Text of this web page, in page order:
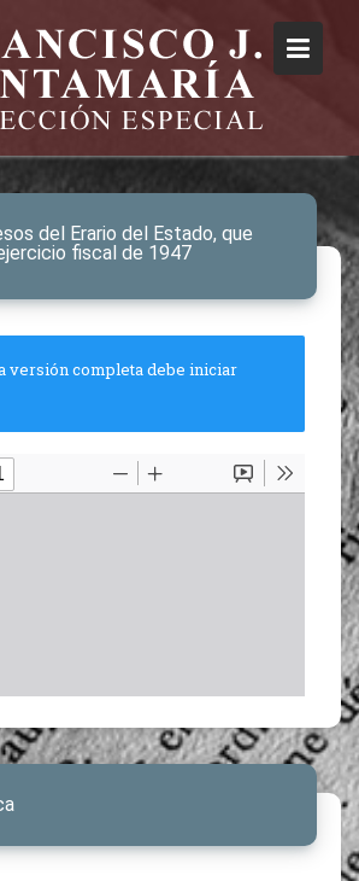
del Erario del Estado, que
fiscal de 1947
versión completa debe iniciar